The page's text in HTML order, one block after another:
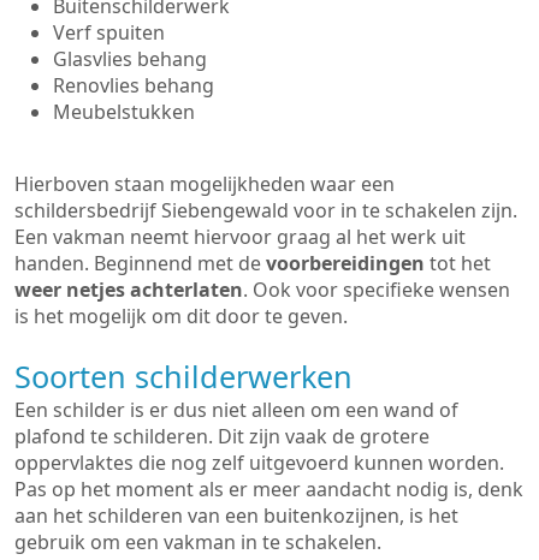
Buitenschilderwerk
Verf spuiten
Glasvlies behang
Renovlies behang
Meubelstukken
Hierboven staan mogelijkheden waar een
schildersbedrijf Siebengewald voor in te schakelen zijn.
Een vakman neemt hiervoor graag al het werk uit
handen. Beginnend met devoorbereidingen tot het
weer netjes achterlaten. Ook voor specifieke wensen
is het mogelijk om dit door te geven.
Soorten schilderwerken
Een schilder is er dus niet alleen om een wand of
plafond te schilderen. Dit zijn vaak de grotere
oppervlaktes die nog zelf uitgevoerd kunnen worden.
Pas op het moment als er meer aandacht nodig is, denk
aan het schilderen van een buitenkozijnen, is het
gebruik om een vakman in te schakelen.